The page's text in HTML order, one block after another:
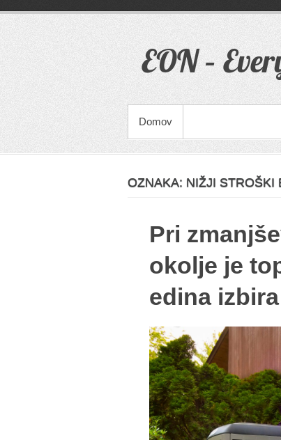
content
EON –
PRIMARY MENU
Domov
OZNAKA: NIŽJI STROŠKI
Pri
okolje je
edina izbira